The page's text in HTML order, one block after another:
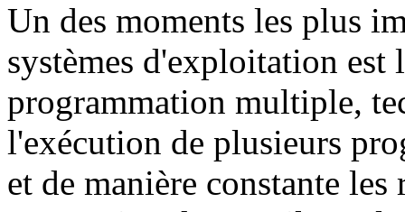
Un des moments les plus
systèmes d'exploitation
programmation multiple,
l'exécution de plusieurs
et de manière constante les